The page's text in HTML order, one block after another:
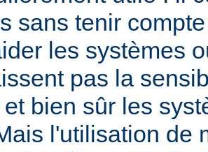
sans tenir
les systèmes
pas la
bien sûr les
l'utilisation de